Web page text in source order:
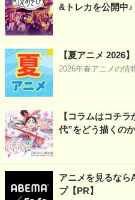
&トレカを公開中♪
【夏アニメ 2026】
2026年春アニメの情
【コラムはコチ
代”をどう描くの
アニメを見るなら
プ【PR】